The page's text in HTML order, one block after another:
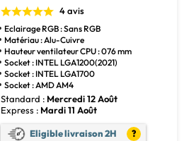
4 avis
Eclairage RGB : Sans RGB
Matériau : Alu-Cuivre
Hauteur ventilateur CPU : 076 mm
Socket : INTEL LGA1200(2021)
Socket : INTEL LGA1700
Socket : AMD AM4
Standard : Mercredi 12 Août
Express : Mardi 11 Août
Eligible livraison 2H ?